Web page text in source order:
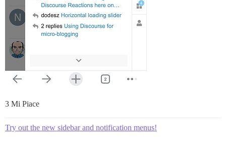
3 Mi Piace
Try out the new sidebar and notification menus!